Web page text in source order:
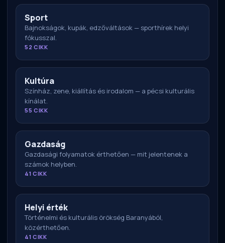
Sport
Bajnokságok, kupák, edzőváltások — sporthírek helyi
fókusszal.
52 CIKK
Kultúra
Színház, zene, kiállítás és irodalom — a pécsi kulturális
kínálat.
55 CIKK
Gazdaság
Gazdasági folyamatok érthetően — mit jelentenek a
számok helyben.
41 CIKK
Helyi érték
Történelmi és kulturális örökség Baranyából,
közérthetően.
41 CIKK